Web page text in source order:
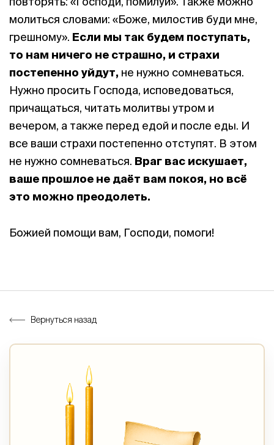
молиться словами: «Боже, милостив буди мне,
грешному». Если мы так будем поступать,
то нам ничего не страшно, и страхи
постепенно уйдут, не нужно сомневаться.
Нужно просить Господа, исповедоваться,
причащаться, читать молитвы утром и
вечером, а также перед едой и после еды. И
все ваши страхи постепенно отступят. В этом
не нужно сомневаться. Враг вас искушает,
ваше прошлое не даёт вам покоя, но всё
это можно преодолеть.
Божией помощи вам, Господи, помоги!
Вернуться назад